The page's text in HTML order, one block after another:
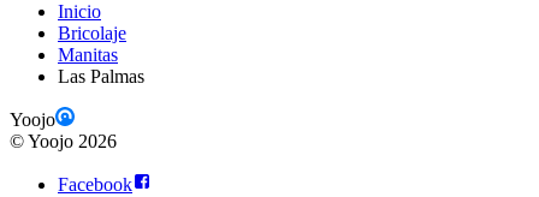
Inicio
Bricolaje
Manitas
Las Palmas
Yoojo
©Yoojo 2026
Facebook